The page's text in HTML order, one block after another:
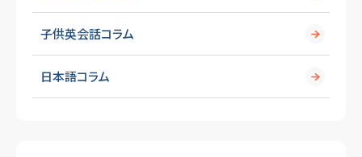
子供英会話コラム
日本語コラム